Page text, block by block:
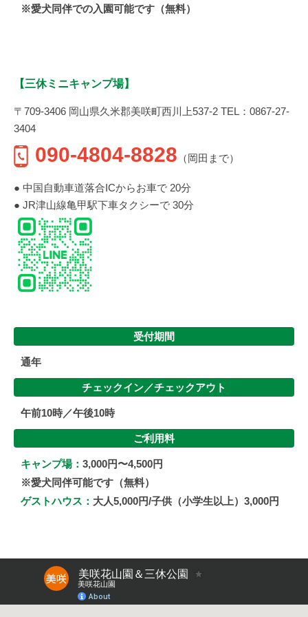
※愛犬同伴での入園可能です（無料）
【三休ミニキャンプ場】
〒709-3406 岡山県久米郡美咲町西川上537-2 TEL：0867-27-
3404
090-4804-8828 （岡田まで）
● 中国自動車道落合ICからお車で 20分
● JR津山線亀甲駅下車タクシーで 30分
受付期間
通年
チェックイン／チェックアウト
午前10時／午後10時
ご利用料
キャンプ場： 3,000円〜4,500円
※愛犬同伴可能です（無料）
ゲストハウス： 大人5,000円/子供（小学生以上）3,000円